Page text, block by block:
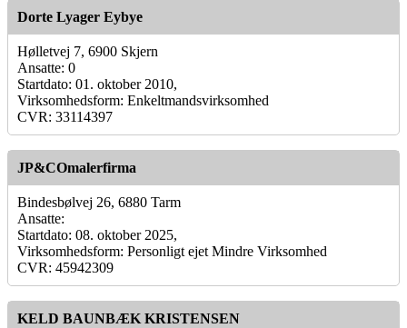
Dorte Lyager Eybye
Hølletvej 7, 6900 Skjern
Ansatte: 0
Startdato: 01. oktober 2010,
Virksomhedsform: Enkeltmandsvirksomhed
CVR: 33114397
JP&COmalerfirma
Bindesbølvej 26, 6880 Tarm
Ansatte:
Startdato: 08. oktober 2025,
Virksomhedsform: Personligt ejet Mindre Virksomhed
CVR: 45942309
KELD BAUNBÆK KRISTENSEN